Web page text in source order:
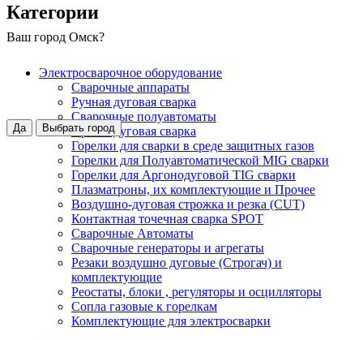
Ваш город Омск?
Да Выбрать город
Категории
Электросварочное оборудование
Сварочные аппараты
Ручная дуговая сварка
Сварочные полуавтоматы
Аргонодуговая сварка
Горелки для сварки в среде защитных газов
Горелки для Полуавтоматической MIG сварки
Горелки для Аргонодуговой TIG сварки
Плазматроны, их комплектующие и Прочее
Воздушно-дуговая строжка и резка (CUT)
Контактная точечная сварка SPOT
Сварочные Автоматы
Сварочные генераторы и агрегаты
Резаки воздушно дуговые (Строгач) и
комплектующие
Реостаты, блоки , регуляторы и осцилляторы
Сопла газовые к горелкам
Комплектующие для электросварки